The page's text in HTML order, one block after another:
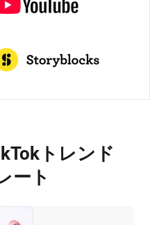
トレンド
ート